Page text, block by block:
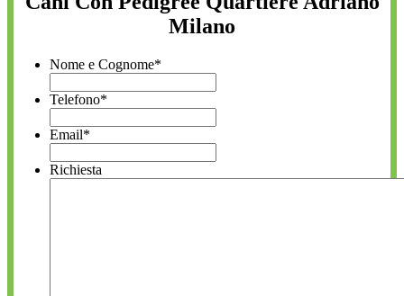
Milano
Nome e Cognome*
Telefono*
Email*
Richiesta